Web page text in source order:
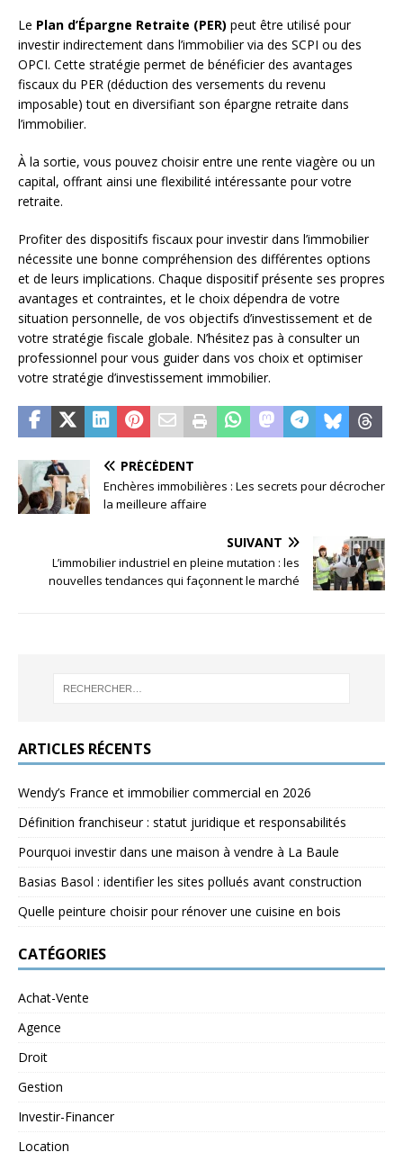
Le Plan d’Épargne Retraite (PER) peut être utilisé pour
investir indirectement dans l’immobilier via des SCPI ou des
OPCI. Cette stratégie permet de bénéficier des avantages
fiscaux du PER (déduction des versements du revenu
imposable) tout en diversifiant son épargne retraite dans
l’immobilier.
À la sortie, vous pouvez choisir entre une rente viagère ou un
capital, offrant ainsi une flexibilité intéressante pour votre
retraite.
Profiter des dispositifs fiscaux pour investir dans l’immobilier
nécessite une bonne compréhension des différentes options
et de leurs implications. Chaque dispositif présente ses propres
avantages et contraintes, et le choix dépendra de votre
situation personnelle, de vos objectifs d’investissement et de
votre stratégie fiscale globale. N’hésitez pas à consulter un
professionnel pour vous guider dans vos choix et optimiser
votre stratégie d’investissement immobilier.
PRÉCÉDENT
Enchères immobilières : Les secrets pour décrocher
la meilleure affaire
SUIVANT
L’immobilier industriel en pleine mutation : les
nouvelles tendances qui façonnent le marché
ARTICLES RÉCENTS
Wendy’s France et immobilier commercial en 2026
Définition franchiseur : statut juridique et responsabilités
Pourquoi investir dans une maison à vendre à La Baule
Basias Basol : identifier les sites pollués avant construction
Quelle peinture choisir pour rénover une cuisine en bois
CATÉGORIES
Achat-Vente
Agence
Droit
Gestion
Investir-Financer
Location